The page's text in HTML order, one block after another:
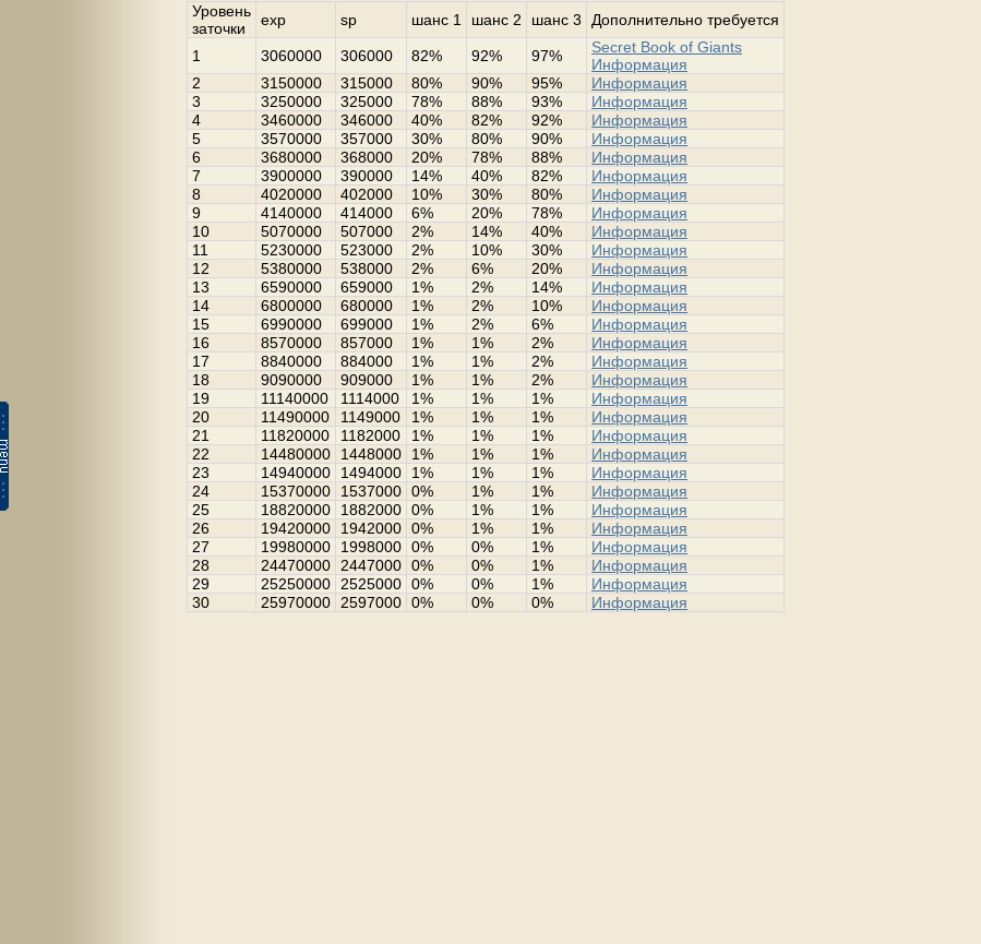
Уровень
заточки
exp sp шанс 1 шанс 2 шанс 3 Дополнительно требуется
1 3060000 306000 82% 92% 97%
Secret Book of Giants
Информация
2
3150000 315000 80% 90% 95%
Информация
3
3250000 325000 78% 88% 93%
Информация
4
3460000 346000 40% 82% 92%
Информация
5
3570000 357000 30% 80% 90%
Информация
6
3680000 368000 20% 78% 88%
Информация
7
3900000 390000 14% 40% 82%
Информация
8
4020000 402000 10% 30% 80%
Информация
9
4140000 414000 6% 20% 78%
Информация
10
5070000 507000 2% 14% 40%
Информация
11
5230000 523000 2% 10% 30%
Информация
12
5380000 538000 2% 6% 20%
Информация
13
6590000 659000 1% 2% 14%
Информация
14
6800000 680000 1% 2% 10%
Информация
15
6990000 699000 1% 2% 6%
Информация
16
8570000 857000 1% 1% 2%
Информация
17
8840000 884000 1% 1% 2%
Информация
18
9090000 909000 1% 1% 2%
Информация
19
11140000 1114000 1% 1% 1%
Информация
20
11490000 1149000 1% 1% 1%
Информация
21
11820000 1182000 1% 1% 1%
Информация
22
14480000 1448000 1% 1% 1%
Информация
23
14940000 1494000 1% 1% 1%
Информация
24
15370000 1537000 0% 1% 1%
Информация
25
18820000 1882000 0% 1% 1%
Информация
26
19420000 1942000 0% 1% 1%
Информация
27
19980000 1998000 0% 0% 1%
Информация
28
24470000 2447000 0% 0% 1%
Информация
29
25250000 2525000 0% 0% 1%
Информация
30
25970000 2597000 0% 0% 0% Информация